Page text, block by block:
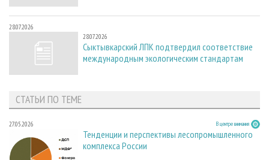
28.07.2026
28.07.2026
Сыктывкарский ЛПК подтвердил соответствие
международным экологическим стандартам
СТАТЬИ ПО ТЕМЕ
27.05.2026 В центре внимания
Тенденции и перспективы лесопромышленного
комплекса России